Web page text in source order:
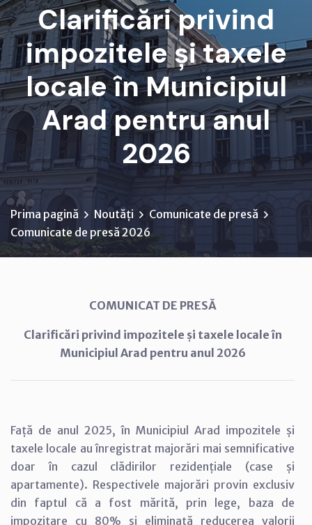
Clarificări privind
impozitele și taxele
locale în Municipiul
Arad pentru anul
2026
Prima pagină Noutăți
Comunicate de presă
Comunicate de presă 2026
COMUNICAT DE PRESĂ
Clarificări privind impozitele și taxele locale în
Municipiul Arad pentru anul 2026
Față de anul 2025, în Municipiul Arad impozitele și
taxele locale au înregistrat majorări mai semnificative
doar în cazul clădirilor rezidențiale (case și
apartamente). Respectivele majorări provin exclusiv
din faptul că a fost mărită, prin lege, baza de
impozitare cu 80% și eliminată reducerea valorii